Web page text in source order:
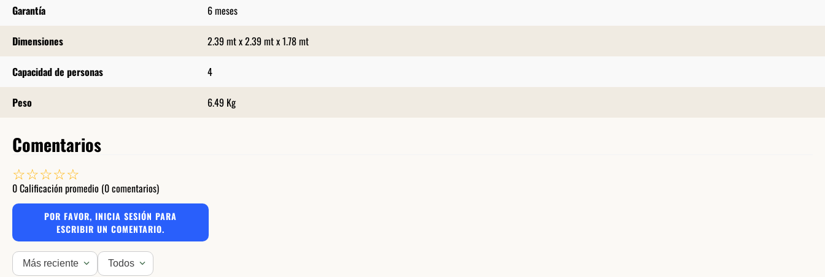
Garantía 6 meses
Dimensiones 2.39 mt x 2.39 mt x 1.78 mt
Capacidad de personas 4
Peso 6.49 Kg
Comentarios
☆☆☆☆☆
0 Calificación promedio (0 comentarios)
POR FAVOR, INICIA SESIÓN PARA
ESCRIBIR UN COMENTARIO.
Más reciente Todos